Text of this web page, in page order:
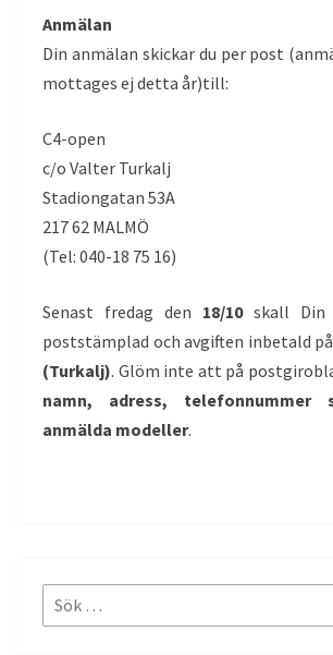
Anmälan
Din anmälan skickar du per post
mottages ej detta år)till:
C4-open
c/o Valter Turkalj
Stadiongatan 53A
217 62 MALMÖ
(Tel: 040-18 75 16)
Senast fredag den 18/10skall Din
poststämplad och avgiften inbetald på
(Turkalj). Glöm inte att på
namn, adress, telefonnummer
anmälda modeller.
Sök
efter: